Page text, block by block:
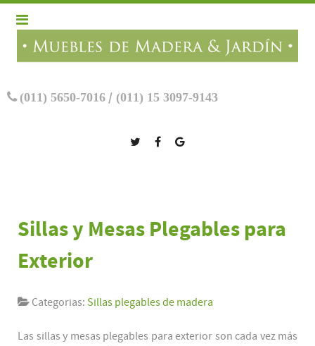
(011) 5650-7016 / (011) 15 3097-9143
Sillas y Mesas Plegables para
Exterior
Categorias: Sillas plegables de madera
Las sillas y mesas plegables para exterior son cada vez más